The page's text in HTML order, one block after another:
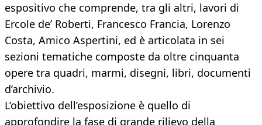
espositivo che comprende, tra gli altri, lavori di
Ercole de’ Roberti, Francesco Francia, Lorenzo
Costa, Amico Aspertini, ed è articolata in sei
sezioni tematiche composte da oltre cinquanta
opere tra quadri, marmi, disegni, libri, documenti
d’archivio.
L’obiettivo dell’esposizione è quello di
approfondire la fase di grande rilievo della